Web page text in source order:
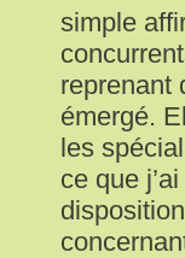
simple
reprenant
émergé.
les
ce que